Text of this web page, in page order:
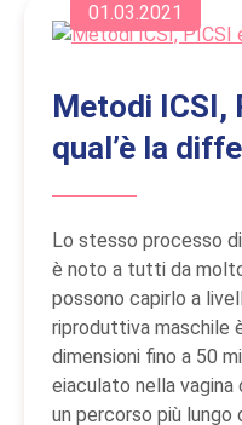
01.03.2021
Metodi ICSI,
qual’è la
Lo stesso processo
è noto a tutti da
possono capirlo a
riproduttiva maschile
dimensioni fino a 50
eiaculato nella vagina
un percorso più lungo